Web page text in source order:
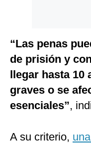
“Las penas
de prisión y
llegar hasta 10
graves o se
esenciales”,
A su criterio,